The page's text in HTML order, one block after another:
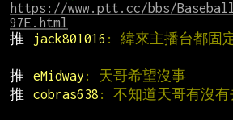
https://www.ptt.cc/bbs/
97E.html
推
jack801016 : 緯來主播台都固
推
eMidway : 天哥希望沒事
推
cobras638 : 不知道天哥有沒有